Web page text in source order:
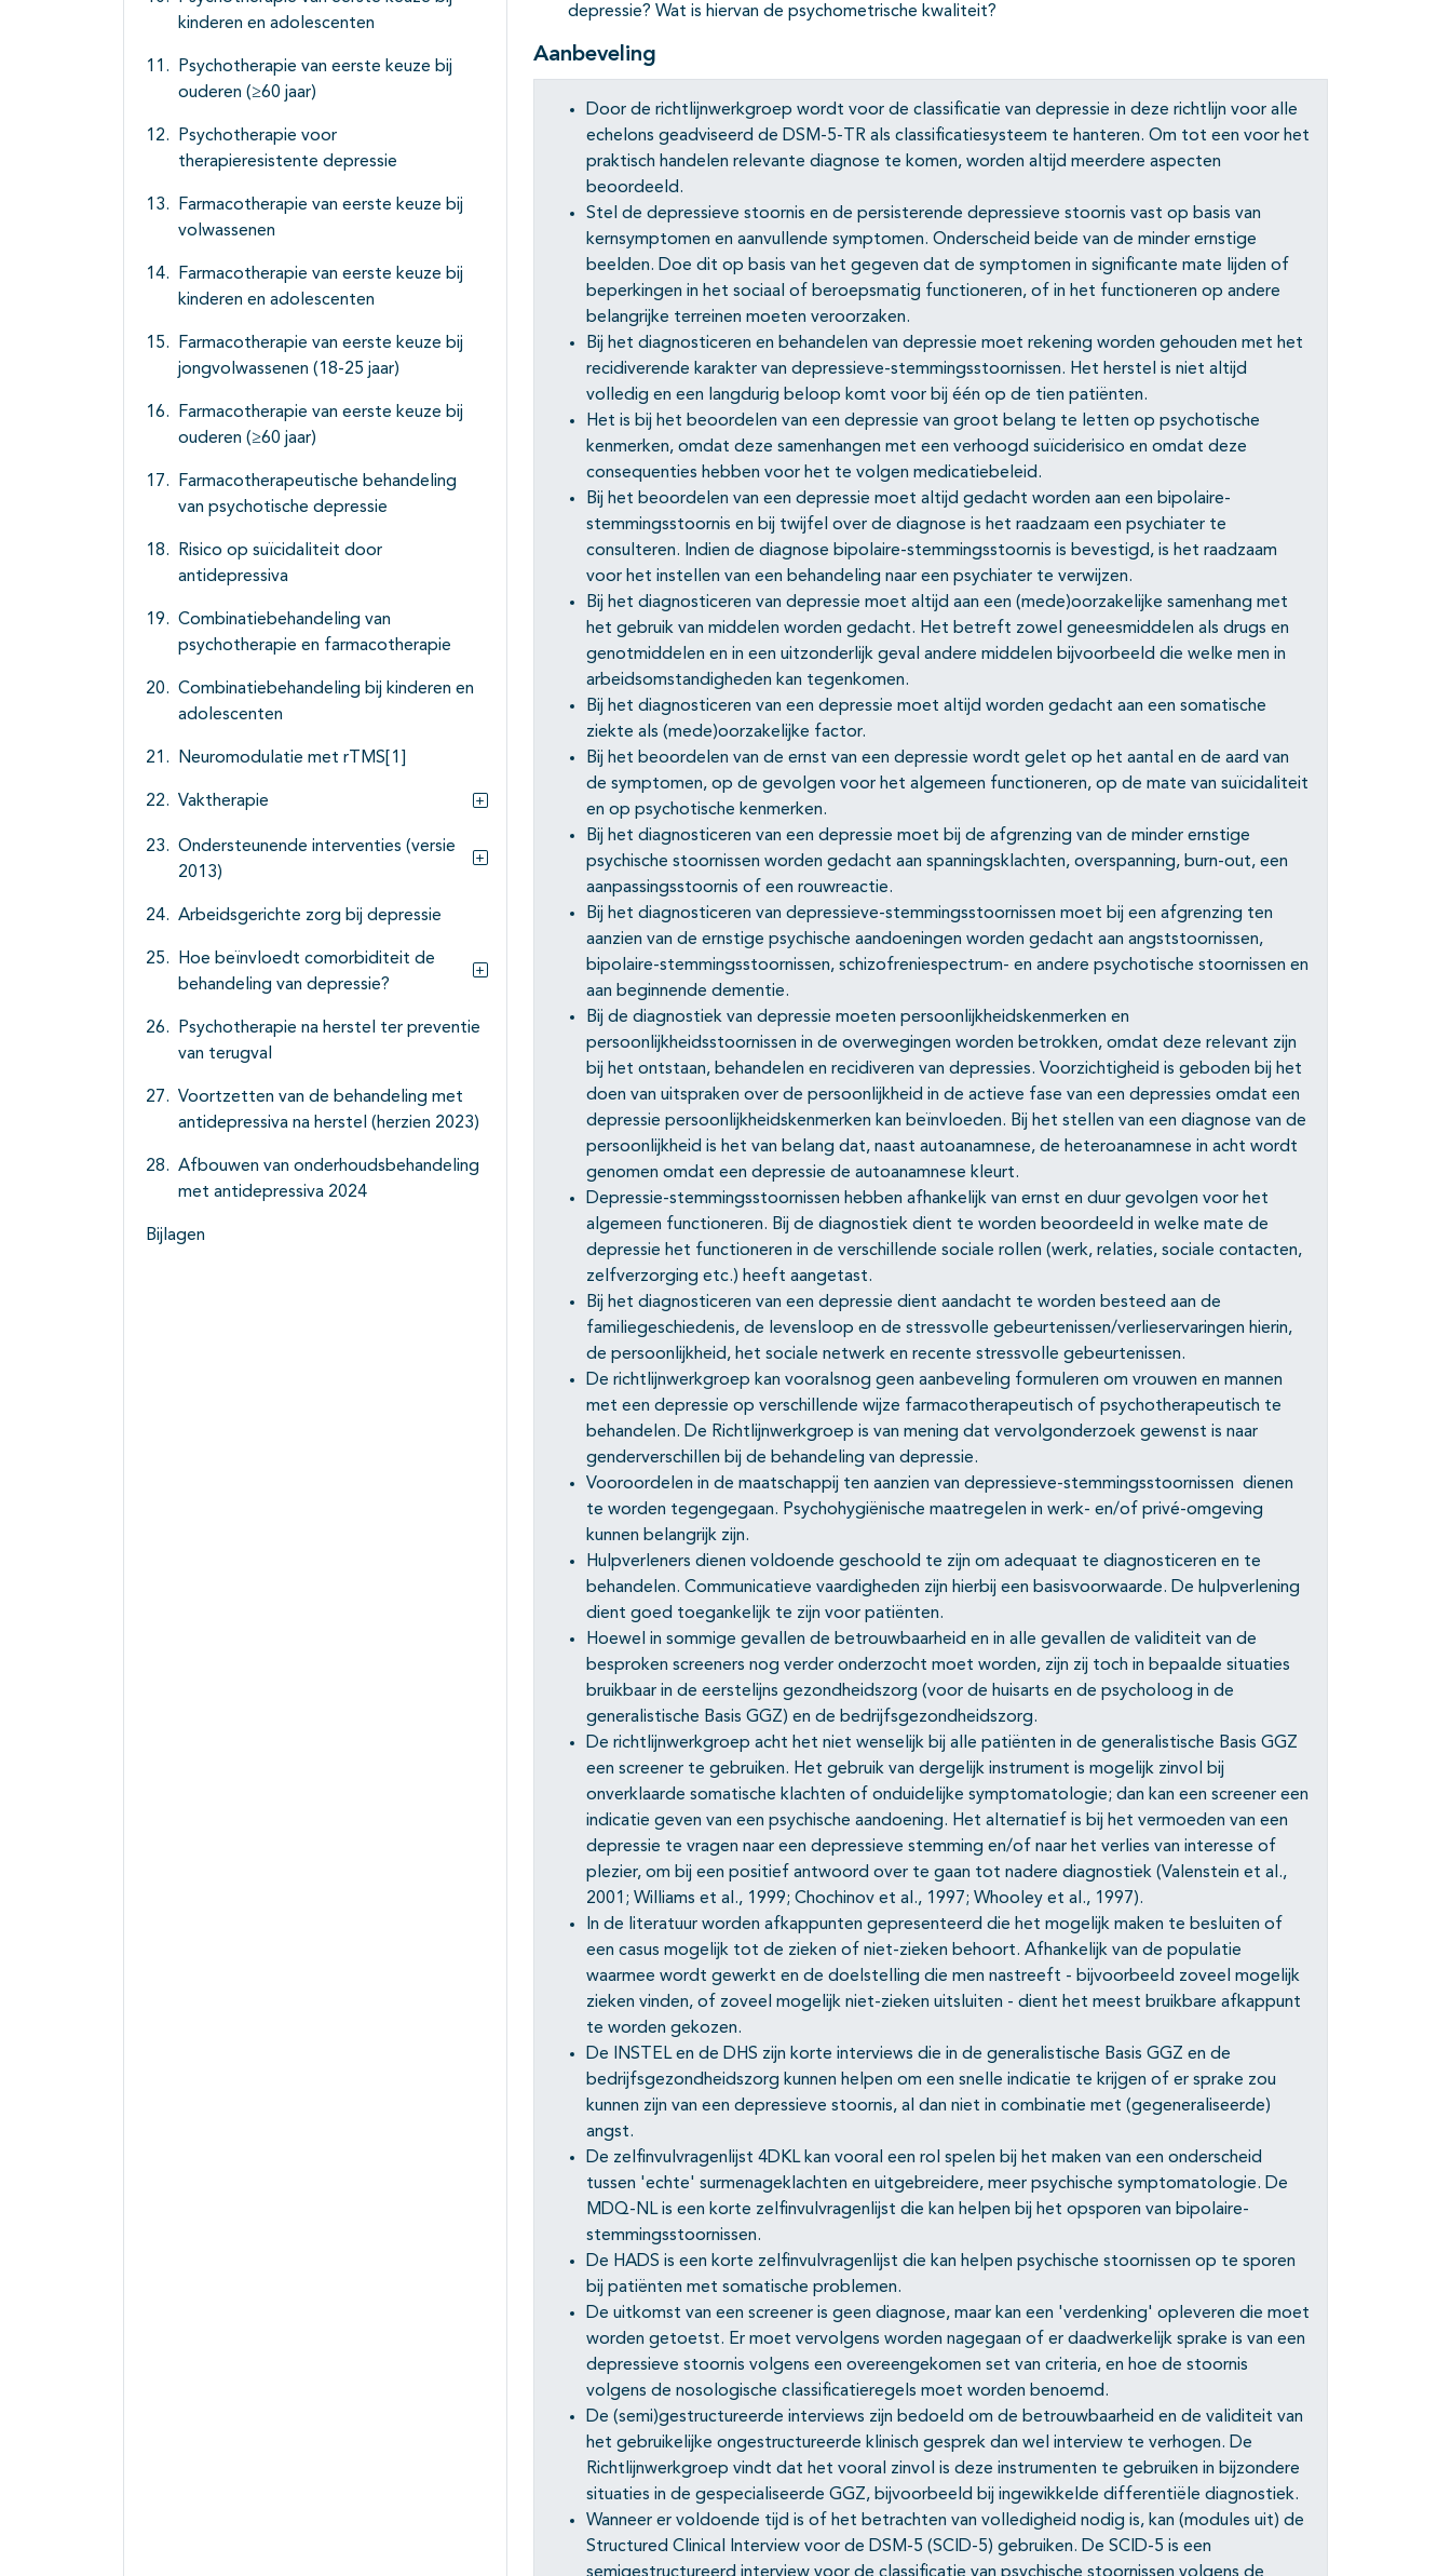
kinderen en adolescenten
Psychotherapie van eerste keuze bij
ouderen (≥60 jaar)
Psychotherapie voor
therapieresistente depressie
Farmacotherapie van eerste keuze bij
volwassenen
Farmacotherapie van eerste keuze bij
kinderen en adolescenten
Farmacotherapie van eerste keuze bij
jongvolwassenen (18-25 jaar)
Farmacotherapie van eerste keuze bij
ouderen (≥60 jaar)
Farmacotherapeutische behandeling
van psychotische depressie
Risico op suïcidaliteit door
antidepressiva
Combinatiebehandeling van
psychotherapie en farmacotherapie
Combinatiebehandeling bij kinderen en
adolescenten
Neuromodulatie met rTMS[1]
Vaktherapie
Subpagina's open- en dichtklappen
Ondersteunende interventies (versie
2013)
Subpagina's open- en dichtklappen
Arbeidsgerichte zorg bij depressie
Hoe beïnvloedt comorbiditeit de
behandeling van depressie?
Subpagina's open- en dichtklappen
Psychotherapie na herstel ter preventie
van terugval
Voortzetten van de behandeling met
antidepressiva na herstel (herzien 2023)
Afbouwen van onderhoudsbehandeling
met antidepressiva 2024
Bijlagen
depressie? Wat is hiervan de psychometrische kwaliteit?
Aanbeveling
Door de richtlijnwerkgroep wordt voor de classificatie van depressie in deze richtlijn voor alle
echelons geadviseerd de DSM-5-TR als classificatiesysteem te hanteren. Om tot een voor het
praktisch handelen relevante diagnose te komen, worden altijd meerdere aspecten
beoordeeld.
Stel de depressieve stoornis en de persisterende depressieve stoornis vast op basis van
kernsymptomen en aanvullende symptomen. Onderscheid beide van de minder ernstige
beelden. Doe dit op basis van het gegeven dat de symptomen in significante mate lijden of
beperkingen in het sociaal of beroepsmatig functioneren, of in het functioneren op andere
belangrijke terreinen moeten veroorzaken.
Bij het diagnosticeren en behandelen van depressie moet rekening worden gehouden met het
recidiverende karakter van depressieve-stemmingsstoornissen. Het herstel is niet altijd
volledig en een langdurig beloop komt voor bij één op de tien patiënten.
Het is bij het beoordelen van een depressie van groot belang te letten op psychotische
kenmerken, omdat deze samenhangen met een verhoogd suïciderisico en omdat deze
consequenties hebben voor het te volgen medicatiebeleid.
Bij het beoordelen van een depressie moet altijd gedacht worden aan een bipolaire-
stemmingsstoornis en bij twijfel over de diagnose is het raadzaam een psychiater te
consulteren. Indien de diagnose bipolaire-stemmingsstoornis is bevestigd, is het raadzaam
voor het instellen van een behandeling naar een psychiater te verwijzen.
Bij het diagnosticeren van depressie moet altijd aan een (mede)oorzakelijke samenhang met
het gebruik van middelen worden gedacht. Het betreft zowel geneesmiddelen als drugs en
genotmiddelen en in een uitzonderlijk geval andere middelen bijvoorbeeld die welke men in
arbeidsomstandigheden kan tegenkomen.
Bij het diagnosticeren van een depressie moet altijd worden gedacht aan een somatische
ziekte als (mede)oorzakelijke factor.
Bij het beoordelen van de ernst van een depressie wordt gelet op het aantal en de aard van
de symptomen, op de gevolgen voor het algemeen functioneren, op de mate van suïcidaliteit
en op psychotische kenmerken.
Bij het diagnosticeren van een depressie moet bij de afgrenzing van de minder ernstige
psychische stoornissen worden gedacht aan spanningsklachten, overspanning, burn-out, een
aanpassingsstoornis of een rouwreactie.
Bij het diagnosticeren van depressieve-stemmingsstoornissen moet bij een afgrenzing ten
aanzien van de ernstige psychische aandoeningen worden gedacht aan angststoornissen,
bipolaire-stemmingsstoornissen, schizofreniespectrum- en andere psychotische stoornissen en
aan beginnende dementie.
Bij de diagnostiek van depressie moeten persoonlijkheidskenmerken en
persoonlijkheidsstoornissen in de overwegingen worden betrokken, omdat deze relevant zijn
bij het ontstaan, behandelen en recidiveren van depressies. Voorzichtigheid is geboden bij het
doen van uitspraken over de persoonlijkheid in de actieve fase van een depressies omdat een
depressie persoonlijkheidskenmerken kan beïnvloeden. Bij het stellen van een diagnose van de
persoonlijkheid is het van belang dat, naast autoanamnese, de heteroanamnese in acht wordt
genomen omdat een depressie de autoanamnese kleurt.
Depressie-stemmingsstoornissen hebben afhankelijk van ernst en duur gevolgen voor het
algemeen functioneren. Bij de diagnostiek dient te worden beoordeeld in welke mate de
depressie het functioneren in de verschillende sociale rollen (werk, relaties, sociale contacten,
zelfverzorging etc.) heeft aangetast.
Bij het diagnosticeren van een depressie dient aandacht te worden besteed aan de
familiegeschiedenis, de levensloop en de stressvolle gebeurtenissen/verlieservaringen hierin,
de persoonlijkheid, het sociale netwerk en recente stressvolle gebeurtenissen.
De richtlijnwerkgroep kan vooralsnog geen aanbeveling formuleren om vrouwen en mannen
met een depressie op verschillende wijze farmacotherapeutisch of psychotherapeutisch te
behandelen. De Richtlijnwerkgroep is van mening dat vervolgonderzoek gewenst is naar
genderverschillen bij de behandeling van depressie.
Vooroordelen in de maatschappij ten aanzien van depressieve-stemmingsstoornissen dienen
te worden tegengegaan. Psychohygiënische maatregelen in werk- en/of privé-omgeving
kunnen belangrijk zijn.
Hulpverleners dienen voldoende geschoold te zijn om adequaat te diagnosticeren en te
behandelen. Communicatieve vaardigheden zijn hierbij een basisvoorwaarde. De hulpverlening
dient goed toegankelijk te zijn voor patiënten.
Hoewel in sommige gevallen de betrouwbaarheid en in alle gevallen de validiteit van de
besproken screeners nog verder onderzocht moet worden, zijn zij toch in bepaalde situaties
bruikbaar in de eerstelijns gezondheidszorg (voor de huisarts en de psycholoog in de
generalistische Basis GGZ) en de bedrijfsgezondheidszorg.
De richtlijnwerkgroep acht het niet wenselijk bij alle patiënten in de generalistische Basis GGZ
een screener te gebruiken. Het gebruik van dergelijk instrument is mogelijk zinvol bij
onverklaarde somatische klachten of onduidelijke symptomatologie; dan kan een screener een
indicatie geven van een psychische aandoening. Het alternatief is bij het vermoeden van een
depressie te vragen naar een depressieve stemming en/of naar het verlies van interesse of
plezier, om bij een positief antwoord over te gaan tot nadere diagnostiek (Valenstein et al.,
2001; Williams et al., 1999; Chochinov et al., 1997; Whooley et al., 1997).
In de literatuur worden afkappunten gepresenteerd die het mogelijk maken te besluiten of
een casus mogelijk tot de zieken of niet-zieken behoort. Afhankelijk van de populatie
waarmee wordt gewerkt en de doelstelling die men nastreeft - bijvoorbeeld zoveel mogelijk
zieken vinden, of zoveel mogelijk niet-zieken uitsluiten - dient het meest bruikbare afkappunt
te worden gekozen.
De INSTEL en de DHS zijn korte interviews die in de generalistische Basis GGZ en de
bedrijfsgezondheidszorg kunnen helpen om een snelle indicatie te krijgen of er sprake zou
kunnen zijn van een depressieve stoornis, al dan niet in combinatie met (gegeneraliseerde)
angst.
De zelfinvulvragenlijst 4DKL kan vooral een rol spelen bij het maken van een onderscheid
tussen 'echte' surmenageklachten en uitgebreidere, meer psychische symptomatologie. De
MDQ-NL is een korte zelfinvulvragenlijst die kan helpen bij het opsporen van bipolaire-
stemmingsstoornissen.
De HADS is een korte zelfinvulvragenlijst die kan helpen psychische stoornissen op te sporen
bij patiënten met somatische problemen.
De uitkomst van een screener is geen diagnose, maar kan een 'verdenking' opleveren die moet
worden getoetst. Er moet vervolgens worden nagegaan of er daadwerkelijk sprake is van een
depressieve stoornis volgens een overeengekomen set van criteria, en hoe de stoornis
volgens de nosologische classificatieregels moet worden benoemd.
De (semi)gestructureerde interviews zijn bedoeld om de betrouwbaarheid en de validiteit van
het gebruikelijke ongestructureerde klinisch gesprek dan wel interview te verhogen. De
Richtlijnwerkgroep vindt dat het vooral zinvol is deze instrumenten te gebruiken in bijzondere
situaties in de gespecialiseerde GGZ, bijvoorbeeld bij ingewikkelde differentiële diagnostiek.
Wanneer er voldoende tijd is of het betrachten van volledigheid nodig is, kan (modules uit) de
Structured Clinical Interview voor de DSM-5 (SCID-5) gebruiken. De SCID-5 is een